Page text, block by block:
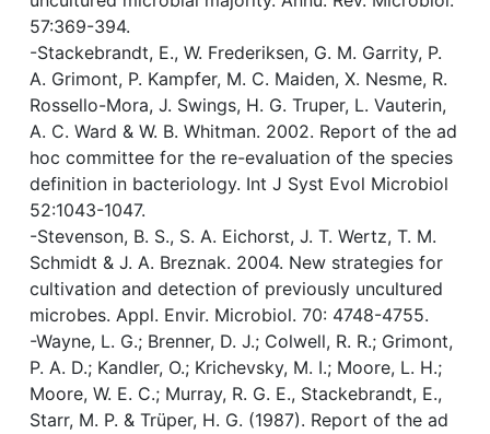
57:369-394.
-Stackebrandt, E., W. Frederiksen, G. M. Garrity, P.
A. Grimont, P. Kampfer, M. C. Maiden, X. Nesme, R.
Rossello-Mora, J. Swings, H. G. Truper, L. Vauterin,
A. C. Ward & W. B. Whitman. 2002. Report of the ad
hoc committee for the re-evaluation of the species
definition in bacteriology. Int J Syst Evol Microbiol
52:1043-1047.
-Stevenson, B. S., S. A. Eichorst, J. T. Wertz, T. M.
Schmidt & J. A. Breznak. 2004. New strategies for
cultivation and detection of previously uncultured
microbes. Appl. Envir. Microbiol. 70: 4748-4755.
-Wayne, L. G.; Brenner, D. J.; Colwell, R. R.; Grimont,
P. A. D.; Kandler, O.; Krichevsky, M. I.; Moore, L. H.;
Moore, W. E. C.; Murray, R. G. E., Stackebrandt, E.,
Starr, M. P. & Trüper, H. G. (1987). Report of the ad